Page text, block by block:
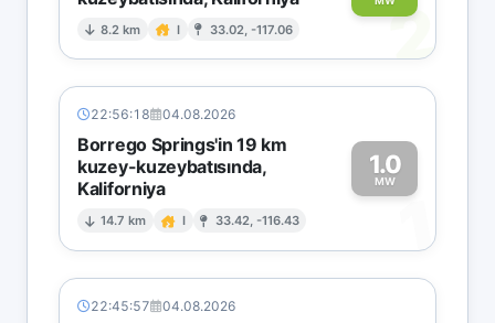
8.2 km I 33.02, -117.06 2
22:56:18 04.08.2026
Borrego Springs'in 19 km
kuzey-kuzeybatısında,
Kaliforniya
14.7 km I 33.42, -116.43
1.0
MW
1
22:45:57 04.08.2026